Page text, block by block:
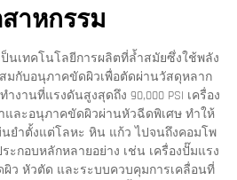
าหกรรม
นเทคโนโลยีการผลิตที่ล้ำสมัยซึ่งใช้พลัง
มกับอนุภาคขัดผิวเพื่อตัดผ่านวัสดุหลาก
งานที่แรงดันสูงสุดถึง 90,000 PSI เครื่อง
และอนุภาคขัดผิวผ่านหัวฉีดพิเศษ ทำให้
ยำตั้งแต่โลหะ หิน แก้ว ไปจนถึงคอมโพ
ะกอบหลักหลายอย่าง เช่น เครื่องปั๊มแรง
ว หัวตัด และระบบควบคุมการเคลื่อนที่